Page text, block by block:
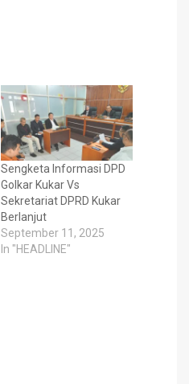
Sengketa Informasi DPD
Golkar Kukar Vs
Sekretariat DPRD Kukar
Berlanjut
September 11, 2025
In "HEADLINE"